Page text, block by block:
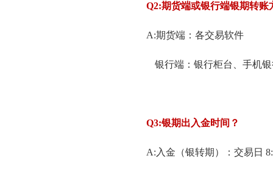
Q2:期货端或银行端银期转账
A:期货端：各交易软件
银行端：银行柜台、手机
Q3:银期出入金时间？
A:入金（银转期）：交易日